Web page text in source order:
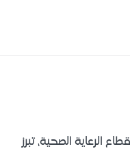
الرعاية الصحية، تبرز